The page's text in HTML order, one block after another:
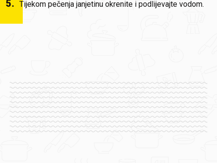
5. Tijekom pečenja janjetinu okrenite i podlijevajte vodom.